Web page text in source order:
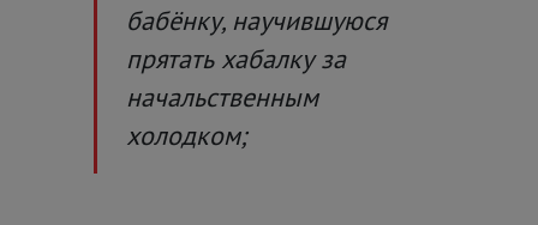
бабёнку, научившуюся
прятать хабалку за
начальственным
холодком;